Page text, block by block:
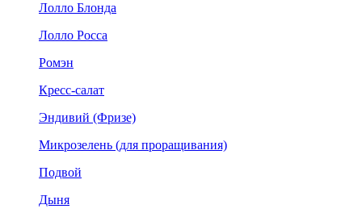
Лолло Блонда
Лолло Росса
Ромэн
Кресс-салат
Эндивий (Фризе)
Микрозелень (для проращивания)
Подвой
Дыня